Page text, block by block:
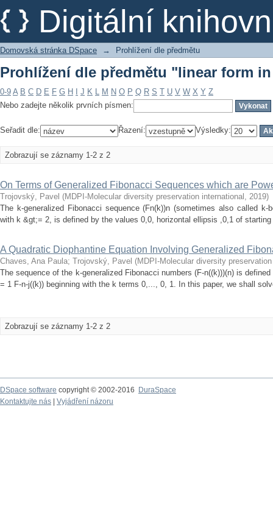
Digitální
Prohlížení dle předmětu "linear form
Domovská stránka DSpace → Prohlížení dle předmětu
Prohlížení dle předmětu "linear form
0-9 A B C D E F G H J K L M N O P Q R S T U V W X Y Z
Nebo zadejte několik prvních písmen:
Seřadit dle: Řazení: Výsledky:
Zobrazují se záznamy 1-2 z 2
On Terms of Generalized Fibonacci Sequences which are
Trojovský, Pavel (MDPI-Molecular diversity preservation international , 2019)
The k-generalized Fibonacci sequence (Fn(k))n (sometimes also called k-
with k &gt;= 2, is defined by the values 0,0, horizontal ellipsis ,0,1 of
A Quadratic Diophantine Equation Involving Generalized
Chaves, Ana Paula; Trojovský, Pavel (MDPI-Molecular diversity
The sequence of the k-generalized Fibonacci numbers (F-n((k)))(n) is
= 1 F-n-j((k)) beginning with the k terms 0,..., 0, 1. In this paper, we shall
Zobrazují se záznamy 1-2 z 2
DSpace software copyright © 2002-2016
DuraSpace
Kontaktujte nás
Vyjádření názoru